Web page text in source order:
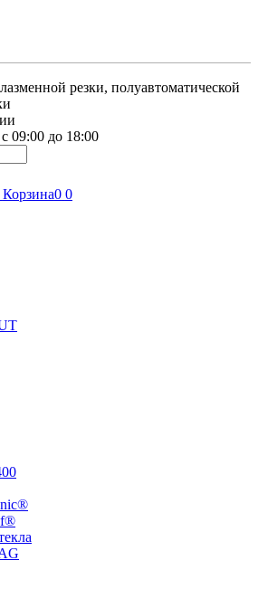
резки, полуавтоматической
09:00 до 18:00
Корзина0 0